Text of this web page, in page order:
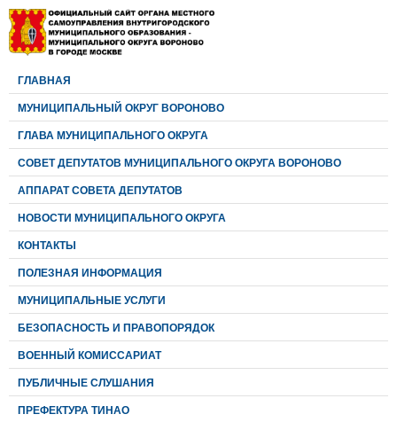
ГЛАВНАЯ
МУНИЦИПАЛЬНЫЙ ОКРУГ ВОРОНОВО
ГЛАВА МУНИЦИПАЛЬНОГО ОКРУГА
CОВЕТ ДЕПУТАТОВ МУНИЦИПАЛЬНОГО ОКРУГА ВОРОНОВО
АППАРАТ СОВЕТА ДЕПУТАТОВ
НОВОСТИ МУНИЦИПАЛЬНОГО ОКРУГА
КОНТАКТЫ
ПОЛЕЗНАЯ ИНФОРМАЦИЯ
МУНИЦИПАЛЬНЫЕ УСЛУГИ
БЕЗОПАСНОСТЬ И ПРАВОПОРЯДОК
ВОЕННЫЙ КОМИССАРИАТ
ПУБЛИЧНЫЕ СЛУШАНИЯ
ПРЕФЕКТУРА ТИНАО